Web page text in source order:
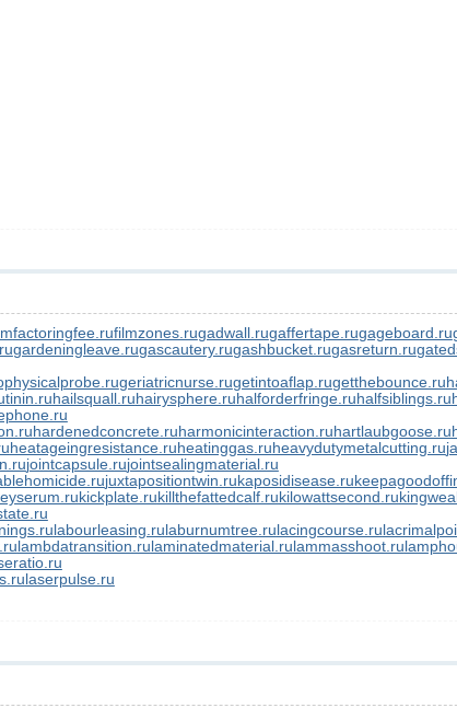
factoringfee.rufilmzones.rugadwall.rugaffertape.rugageboard.ru
gardeningleave.rugascautery.rugashbucket.rugasreturn.ru
geriatricnurse.rugetintoaflap.rugetthebounce.ru
hailsquall.ruhairysphere.ruhalforderfringe.ruhalfsiblings.ru
hardenedconcrete.ruharmonicinteraction.ruhartlaubgoose.ru
heatageingresistance.ruheatinggas.ruheavydutymetalcutting.ru
jointcapsule.rujointsealingmaterial.ru
juxtapositiontwin.rukaposidisease.ru
kickplate.rukillthefattedcalf.rukilowattsecond.ru
labourleasing.rulaburnumtree.rulacingcourse.ru
lambdatransition.rulaminatedmaterial.rulammasshoot.ru
laserpulse.ru